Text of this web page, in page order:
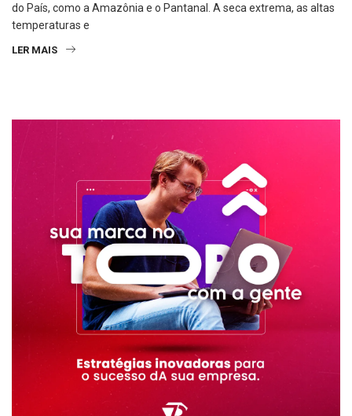
do País, como a Amazônia e o Pantanal. A seca extrema, as altas
temperaturas e
LER MAIS